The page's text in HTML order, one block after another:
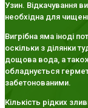
Узин. Відкачування
необхідна для
Вигрібна яма іноді
оскільки з ділянки
дощова вода, а також
обладнується
забетонованими.
Кількість рідких